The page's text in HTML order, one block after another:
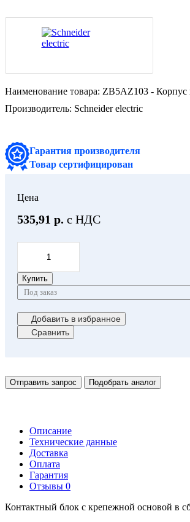
Наименование товара: ZB5AZ103 -
Производитель: Schneider electric
Гарантия производителя
Товар сертифицирован
Цена
535,91 р. с НДС
Купить
Под заказ
Добавить в избранное
Сравнить
Отправить запрос Подобрать аналог
Описание
Технические данные
Доставка
Оплата
Гарантия
Отзывы 0
Контактный блок с крепежной основой в